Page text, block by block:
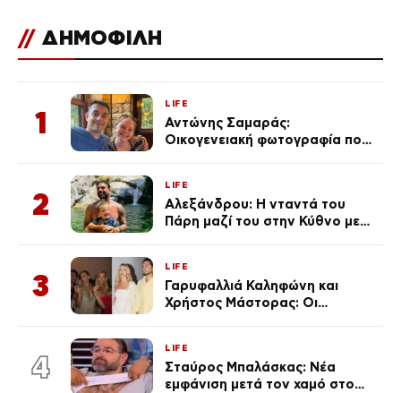
// ΔΗΜΟΦΙΛΗ
1
LIFE
Αντώνης Σαμαράς:
Οικογενειακή φωτογραφία που
Λένας
2
LIFE
Αλεξάνδρου: Η νταντά του
Πάρη μαζί του στην Κύθνο με
3
LIFE
Γαρυφαλλιά Καληφώνη και
Χρήστος Μάστορας: Οι
απαρατήρητη
4
LIFE
Σταύρος Μπαλάσκας: Νέα
εμφάνιση μετά τον χαμό στο